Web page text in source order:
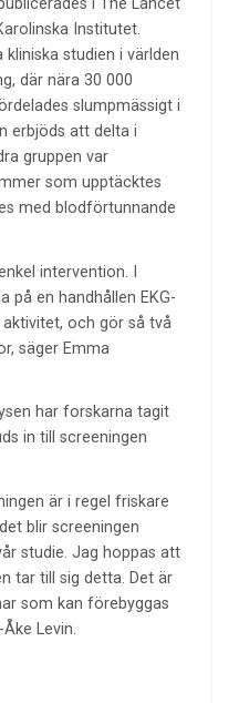
i The Lancet
Institutet.
kliniska studien i världen
där nära 30 000
slumpmässigt i
erbjöds att delta i
gruppen var
som upptäcktes
med blodförtunnande
intervention. I
på en handhållen EKG-
och gör så två
säger Emma
har forskarna tagit
in till screeningen
är i regel friskare
blir screeningen
studie. Jag hoppas att
tar till sig detta. Det är
som kan förebyggas
Levin.